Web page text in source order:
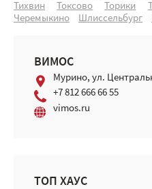
Тихвин
Токсово Торики
Черемыкино
Шлиссельбург
ВИМОС
Мурино, ул.
+7 812 666 66 55
vimos.ru
ТОП ХАУС